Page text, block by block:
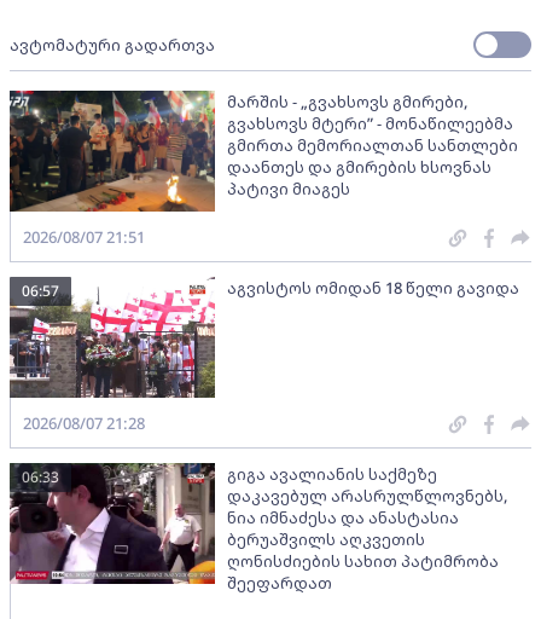
ავტომატური გადართვა
მარშის - „გვახსოვს გმირები,
გვახსოვს მტერი” - მონაწილეებმა
გმირთა მემორიალთან სანთლები
დაანთეს და გმირების ხსოვნას
პატივი მიაგეს
2026/08/07 21:51
აგვისტოს ომიდან 18 წელი გავიდა
06:57
2026/08/07 21:28
გიგა ავალიანის საქმეზე
დაკავებულ არასრულწლოვნებს,
ნია იმნაძესა და ანასტასია
ბერუაშვილს აღკვეთის
ღონისძიების სახით პატიმრობა
შეეფარდათ
06:33